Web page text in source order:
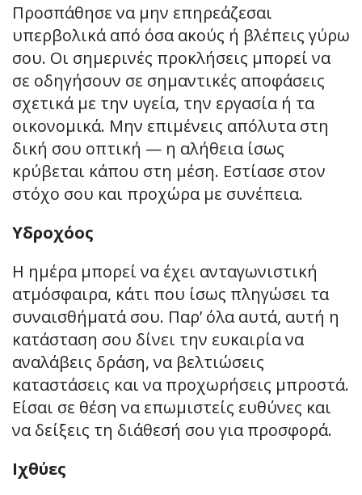
Προσπάθησε να μην επηρεάζεσαι
υπερβολικά από όσα ακούς ή βλέπεις γύρω
σου. Οι σημερινές προκλήσεις μπορεί να
σε οδηγήσουν σε σημαντικές αποφάσεις
σχετικά με την υγεία, την εργασία ή τα
οικονομικά. Μην επιμένεις απόλυτα στη
δική σου οπτική — η αλήθεια ίσως
κρύβεται κάπου στη μέση. Εστίασε στον
στόχο σου και προχώρα με συνέπεια.
Υδροχόος
Η ημέρα μπορεί να έχει ανταγωνιστική
ατμόσφαιρα, κάτι που ίσως πληγώσει τα
συναισθήματά σου. Παρ’ όλα αυτά, αυτή η
κατάσταση σου δίνει την ευκαιρία να
αναλάβεις δράση, να βελτιώσεις
καταστάσεις και να προχωρήσεις μπροστά.
Είσαι σε θέση να επωμιστείς ευθύνες και
να δείξεις τη διάθεσή σου για προσφορά.
Ιχθύες